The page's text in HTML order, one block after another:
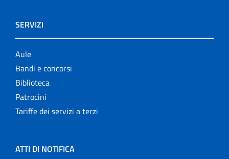
SERVIZI
Aule
Bandi e concorsi
Biblioteca
Patrocini
Tariffe dei servizi a terzi
ATTI DI NOTIFICA